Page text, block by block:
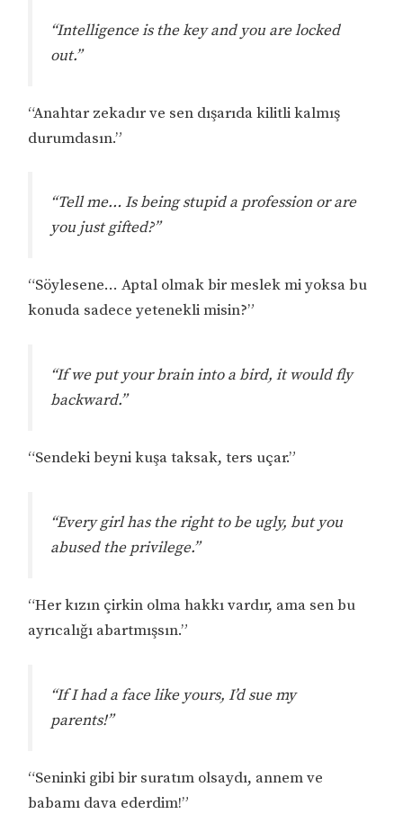
“Intelligence is the key and you are locked
out.”
“Anahtar zekadır ve sen dışarıda kilitli kalmış
durumdasın.”
“Tell me… Is being stupid a profession or are
you just gifted?”
“Söylesene… Aptal olmak bir meslek mi yoksa bu
konuda sadece yetenekli misin?”
“If we put your brain into a bird, it would fly
backward.”
“Sendeki beyni kuşa taksak, ters uçar.”
“Every girl has the right to be ugly, but you
abused the privilege.”
“Her kızın çirkin olma hakkı vardır, ama sen bu
ayrıcalığı abartmışsın.”
“If I had a face like yours, I’d sue my
parents!”
“Seninki gibi bir suratım olsaydı, annem ve
babamı dava ederdim!”